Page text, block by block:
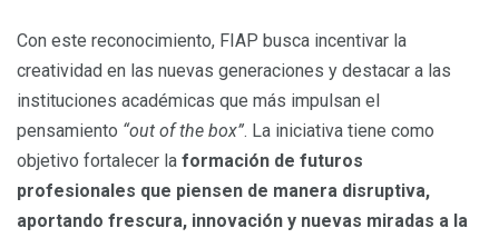
Con este reconocimiento, FIAP busca incentivar la
creatividad en las nuevas generaciones y destacar a las
instituciones académicas que más impulsan el
pensamiento “out of the box”. La iniciativa tiene como
objetivo fortalecer la formación de futuros
profesionales que piensen de manera disruptiva,
aportando frescura, innovación y nuevas miradas a la